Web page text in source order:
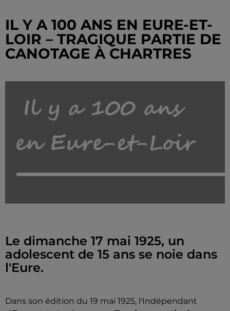
IL Y A 100 ANS EN EURE-ET-
LOIR – TRAGIQUE PARTIE DE
CANOTAGE À CHARTRES
Le dimanche 17 mai 1925, un
adolescent de 15 ans se noie dans
l'Eure.
Dans son édition du 19 mai 1925, l'Indépendant